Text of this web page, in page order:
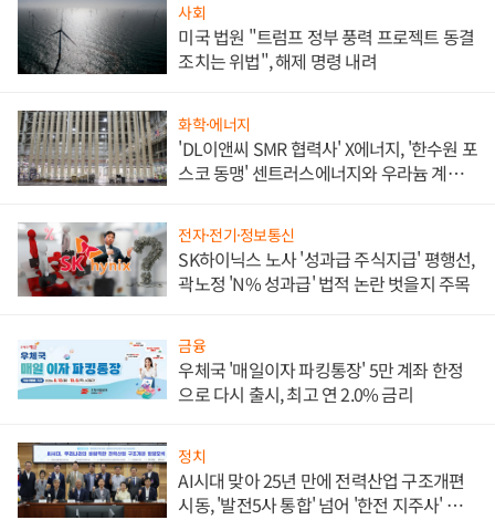
사회
미국 법원 "트럼프 정부 풍력 프로젝트 동결
조치는 위법", 해제 명령 내려
화학·에너지
'DL이앤씨 SMR 협력사' X에너지, '한수원 포
스코 동맹' 센트러스에너지와 우라늄 계약
전자·전기·정보통신
SK하이닉스 노사 '성과급 주식지급' 평행선,
곽노정 'N% 성과급' 법적 논란 벗을지 주목
금융
우체국 '매일이자 파킹통장' 5만 계좌 한정
으로 다시 출시, 최고 연 2.0% 금리
정치
AI시대 맞아 25년 만에 전력산업 구조개편
시동, '발전5사 통합' 넘어 '한전 지주사' 재편